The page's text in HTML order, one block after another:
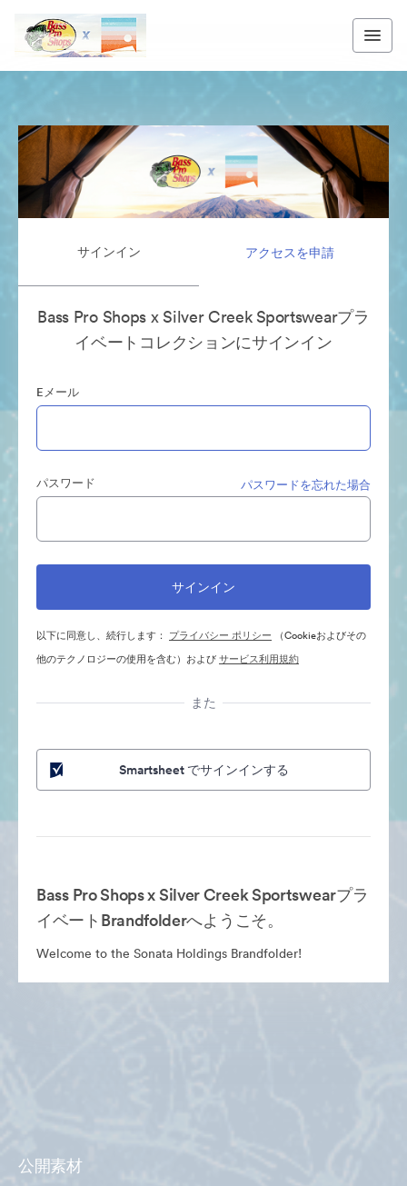
サインイン アクセスを申請
Bass Pro Shops x Silver Creek Sportswearプラ
イベートコレクションにサインイン
Eメール
パスワード パスワードを忘れた場合
以下に同意し、続行します： プライバシー ポリシー （Cookieおよびその
他のテクノロジーの使用を含む）およびサービス利用規約
また
Smartsheet でサインインする
Bass Pro Shops x Silver Creek Sportswearプラ
イベートBrandfolderへようこそ。
Welcome to the Sonata Holdings Brandfolder!
公開素材